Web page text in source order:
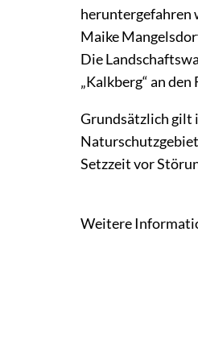
heruntergefahren
Maike
Die
„Kalkberg“ an
Grundsätzlich gilt
Setzzeit vor
Weitere